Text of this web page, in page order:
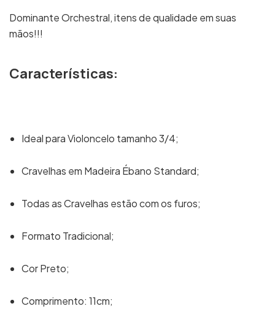
Dominante Orchestral, itens de qualidade em suas
mãos!!!
Características:
Ideal para Violoncelo tamanho 3/4;
Cravelhas em Madeira Ébano Standard;
Todas as Cravelhas estão com os furos;
Formato Tradicional;
Cor Preto;
Comprimento: 11cm;